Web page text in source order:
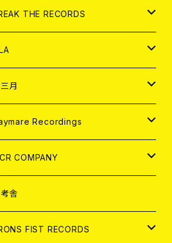
CONTENTS
ログ
ログ
THE RECORDS
レル
月
Recordings
COMPANY
レル
舎
FIST RECORDS